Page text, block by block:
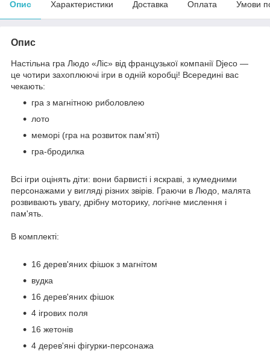
Опис Характеристики Доставка Оплата Умови
Опис
Настільна гра Людо «Ліс» від французької компанії Djeco —
це чотири захоплюючі ігри в одній коробці! Всередині вас
чекають:
гра з магнітною риболовлею
лото
меморі (гра на розвиток пам'яті)
гра-бродилка
Всі ігри оцінять діти: вони барвисті і яскраві, з кумедними
персонажами у вигляді різних звірів. Граючи в Людо, малята
розвивають увагу, дрібну моторику, логічне мислення і
пам'ять.
В комплекті:
16 дерев'яних фішок з магнітом
вудка
16 дерев'яних фішок
4 ігрових поля
16 жетонів
4 дерев'яні фігурки-персонажа